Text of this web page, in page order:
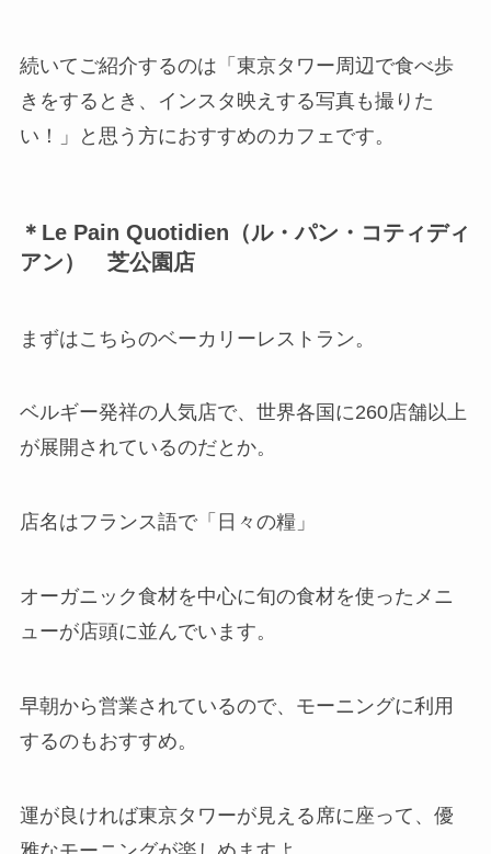
続いてご紹介するのは「東京タワー周辺で食べ歩
きをするとき、インスタ映えする写真も撮りた
い！」と思う方におすすめのカフェです。
＊Le Pain Quotidien（ル・パン・コティディ
アン） 芝公園店
まずはこちらのベーカリーレストラン。
ベルギー発祥の人気店で、世界各国に260店舗以上
が展開されているのだとか。
店名はフランス語で「日々の糧」
オーガニック食材を中心に旬の食材を使ったメニ
ューが店頭に並んでいます。
早朝から営業されているので、モーニングに利用
するのもおすすめ。
運が良ければ東京タワーが見える席に座って、優